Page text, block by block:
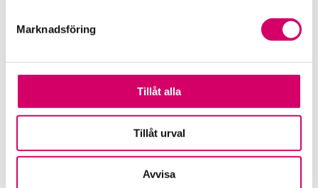
Marknadsföring
Tillåt alla
Tillåt urval
Avvisa
000 kr drabbar de mindre företagen som bedriver
sin verksamhet i enskild firma eller handelsbolag
aktiebolag. Kontrollavgiften är inte avdragsgill. Det
innebär att ett aktiebolag måste skatta för en vinst
kontrollavgift då bolagsskatten är 22 procent.
Företagaren med enskild firma/handelsbolag måste
full marginalskatt kan han bli tvungen att skatta för